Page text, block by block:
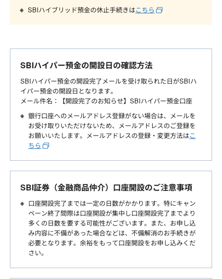
SBIハイブリッド預金の休止手続きはこちら
SBIハイパー預金の開設日の確認方法
SBIハイパー預金の開設完了メールを受け取られた日がSBIハ
イパー預金の開設日となります。
メール件名：【開設完了のお知らせ】SBIハイパー預金口座
銀行口座へのメールアドレス登録がない場合は、メールを
お受け取りいただけないため、メールアドレスのご登録を
お願いいたします。メールアドレスの登録・変更方法はこ
ちら
SBI証券（金融商品仲介）口座開設のご注意事項
口座開設完了までは一定の日数がかかります。特にキャン
ペーン終了間際は口座開設が集中し口座開設完了までより
多くの日数を要する可能性がございます。また、お申し込
み内容に不備があった場合などは、不備解消のお手続きが
必要となります。余裕をもって口座開設をお申し込みくだ
さい。